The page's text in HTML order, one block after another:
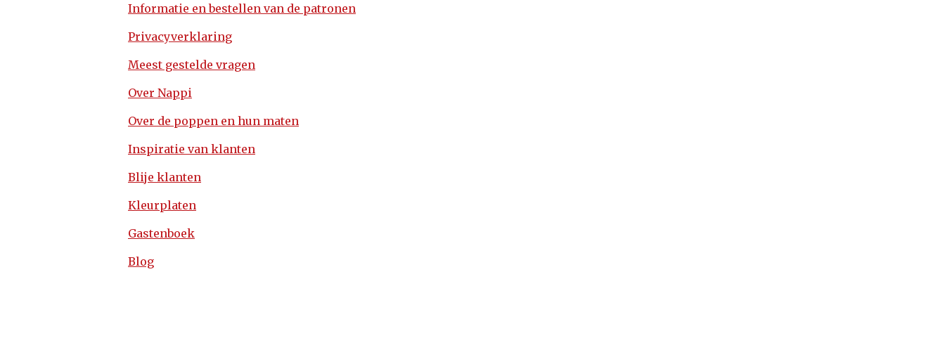
Informatie en bestellen van de patronen
Privacyverklaring
Meest gestelde vragen
Over Nappi
Over de poppen en hun maten
Inspiratie van klanten
Blije klanten
Kleurplaten
Gastenboek
Blog